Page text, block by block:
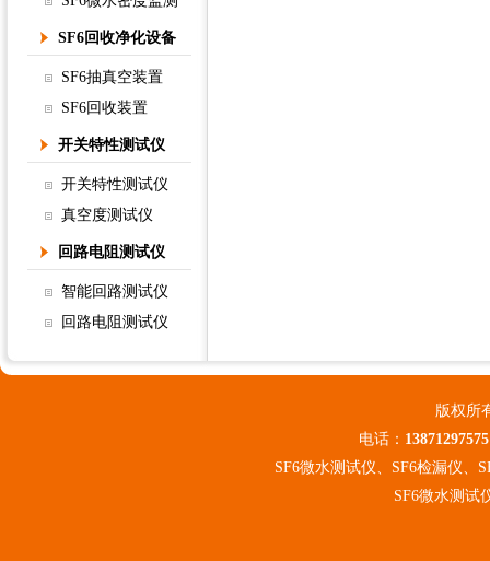
SF6回收净化设备
SF6抽真空装置
SF6回收装置
开关特性测试仪
开关特性测试仪
真空度测试仪
回路电阻测试仪
智能回路测试仪
回路电阻测试仪
版权所
电话： 13871297575
SF6微水测试仪、SF6检漏仪、
SF6微水测试